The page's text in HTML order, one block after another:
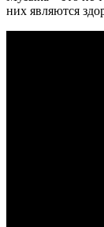
них являются